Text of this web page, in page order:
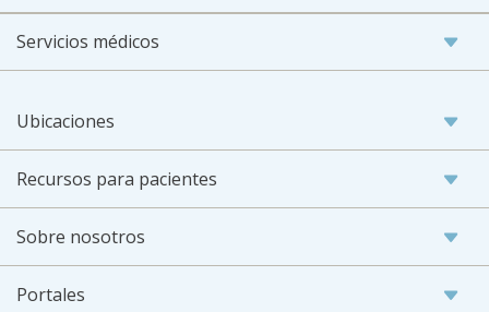
Servicios médicos
Ubicaciones
Recursos para pacientes
Sobre nosotros
Portales